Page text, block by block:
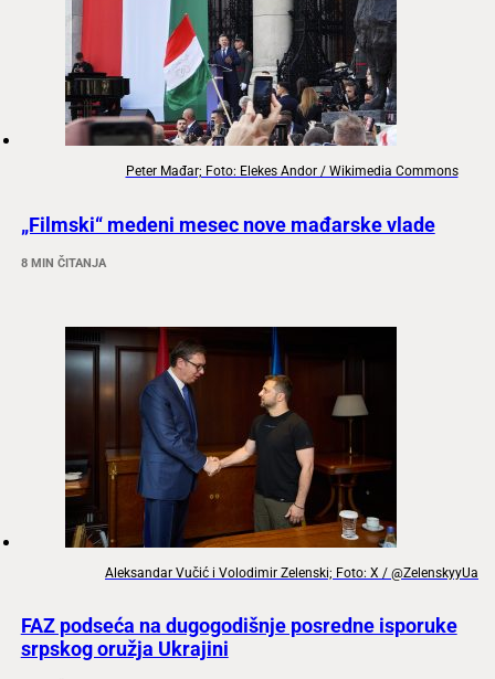
Peter Mađar; Foto: Elekes Andor / Wikimedia Commons
„Filmski“ medeni mesec nove mađarske vlade
8 MIN ČITANJA
Aleksandar Vučić i Volodimir Zelenski; Foto: X / @ZelenskyyUa
FAZ podseća na dugogodišnje posredne isporuke
srpskog oružja Ukrajini